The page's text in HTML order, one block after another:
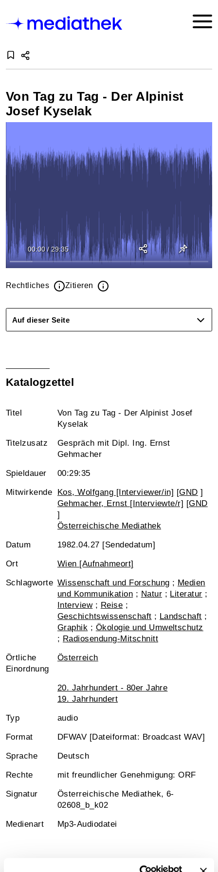
Von Tag zu Tag - Der Alpinist
Josef Kyselak
00:00 / 29:35
Rechtliches Zitieren
Auf dieser Seite
Katalogzettel
Titel
Von Tag zu Tag - Der Alpinist Josef
Kyselak
Titelzusatz
Gespräch mit Dipl. Ing. Ernst
Gehmacher
Spieldauer 00:29:35
Mitwirkende Kos, Wolfgang [Interviewer/in] [GND ]
Gehmacher, Ernst [Interviewte/r] [GND
]
Österreichische Mediathek
Datum 1982.04.27 [Sendedatum]
Ort Wien [Aufnahmeort]
Schlagworte Wissenschaft und Forschung ; Medien
und Kommunikation ; Natur ; Literatur ;
Interview; Reise ;
Geschichtswissenschaft ; Landschaft ;
Graphik ; Ökologie und Umweltschutz
; Radiosendung-Mitschnitt
Örtliche
Einordnung
Österreich
20. Jahrhundert - 80er Jahre
19. Jahrhundert
Typ audio
Format DFWAV [Dateiformat: Broadcast WAV]
Sprache Deutsch
Rechte mit freundlicher Genehmigung: ORF
Signatur
Österreichische Mediathek, 6-
02608_b_k02
Medienart Mp3-Audiodatei